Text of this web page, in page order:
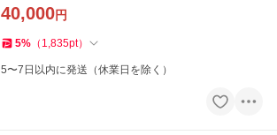
40,000円
5% （ 1,835pt）
5〜7日以内に発送（休業日を除く）